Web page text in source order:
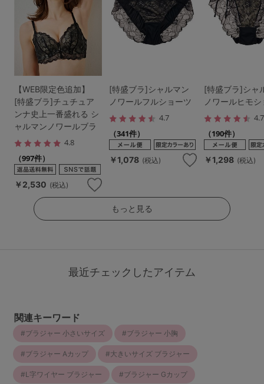
【WEB限定色追加】
[特盛ブラ]チュチュア
ンナ史上一番盛れる シ
ャルマンノワールブラ
4.8
（997件）
￥2,530 (税込)
[特盛ブラ]シャルマン
ノワールフルショーツ
4.7
（341件）
￥1,078 (税込)
[特盛ブラ]シャ
ノワールヒモ
4.7
（190件）
￥1,298 (税込)
もっと見る
最近チェックしたアイテム
関連キーワード
ブラジャー 小さいサイズ ブラジャー 小胸
ブラジャー Aカップ 大きいサイズ ブラジャー
L字ワイヤー ブラジャー ブラジャー Gカップ